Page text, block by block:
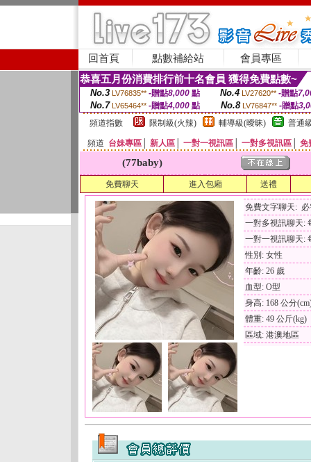
回首頁 點數補給站 會員專區
恭喜五月份消費排行前十名會員 獲得免費點數~
No.3 LV76835** -贈點8,000點 No.4 LV27620** -贈點
No.7 LV65464** -贈點4,000 點 No.8 LV76847** -贈點
頻道指數
限制級(火辣) 輔導級(曖昧) 普通
頻道 台妹專區 新人區 一對一視訊區 一對多視訊區 免
(77baby)
免費聊天 進入包廂 送禮
免費文字聊天:
一對多視訊聊天:
一對一視訊聊天:
性別: 女性
年齡: 26 歲
血型: O型
身高: 168 公分
體重: 49 公斤(kg)
區域: 港澳地區